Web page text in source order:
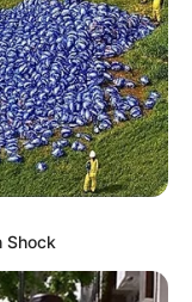
Shock